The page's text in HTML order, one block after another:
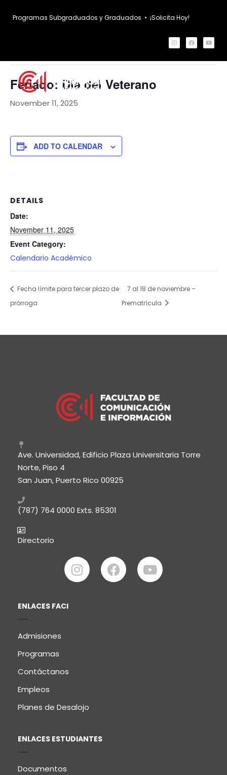
Programas Subgraduados y Graduados • ¡Solicita Hoy!
Feriado: Día del Veterano
November 11, 2025
ADD TO CALENDAR
DETAILS
Date:
November 11, 2025
Event Category:
Calendario Académico
Fecha límite para tercer plazo de
prórroga
7 al 18 de noviembre –
Prematrícula
Ave. Universidad, Edificio Plaza Universitaria Torre
Norte, Piso 4
San Juan, Puerto Rico 00925
(787) 764 0000 Exts. 85301
Directorio
ENLACES FACI
Admisiones
Programas
Contáctanos
Empleos
Planes de Desalojo
ENLACES ESTUDIANTES
Documentos